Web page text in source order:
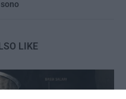
LIKE